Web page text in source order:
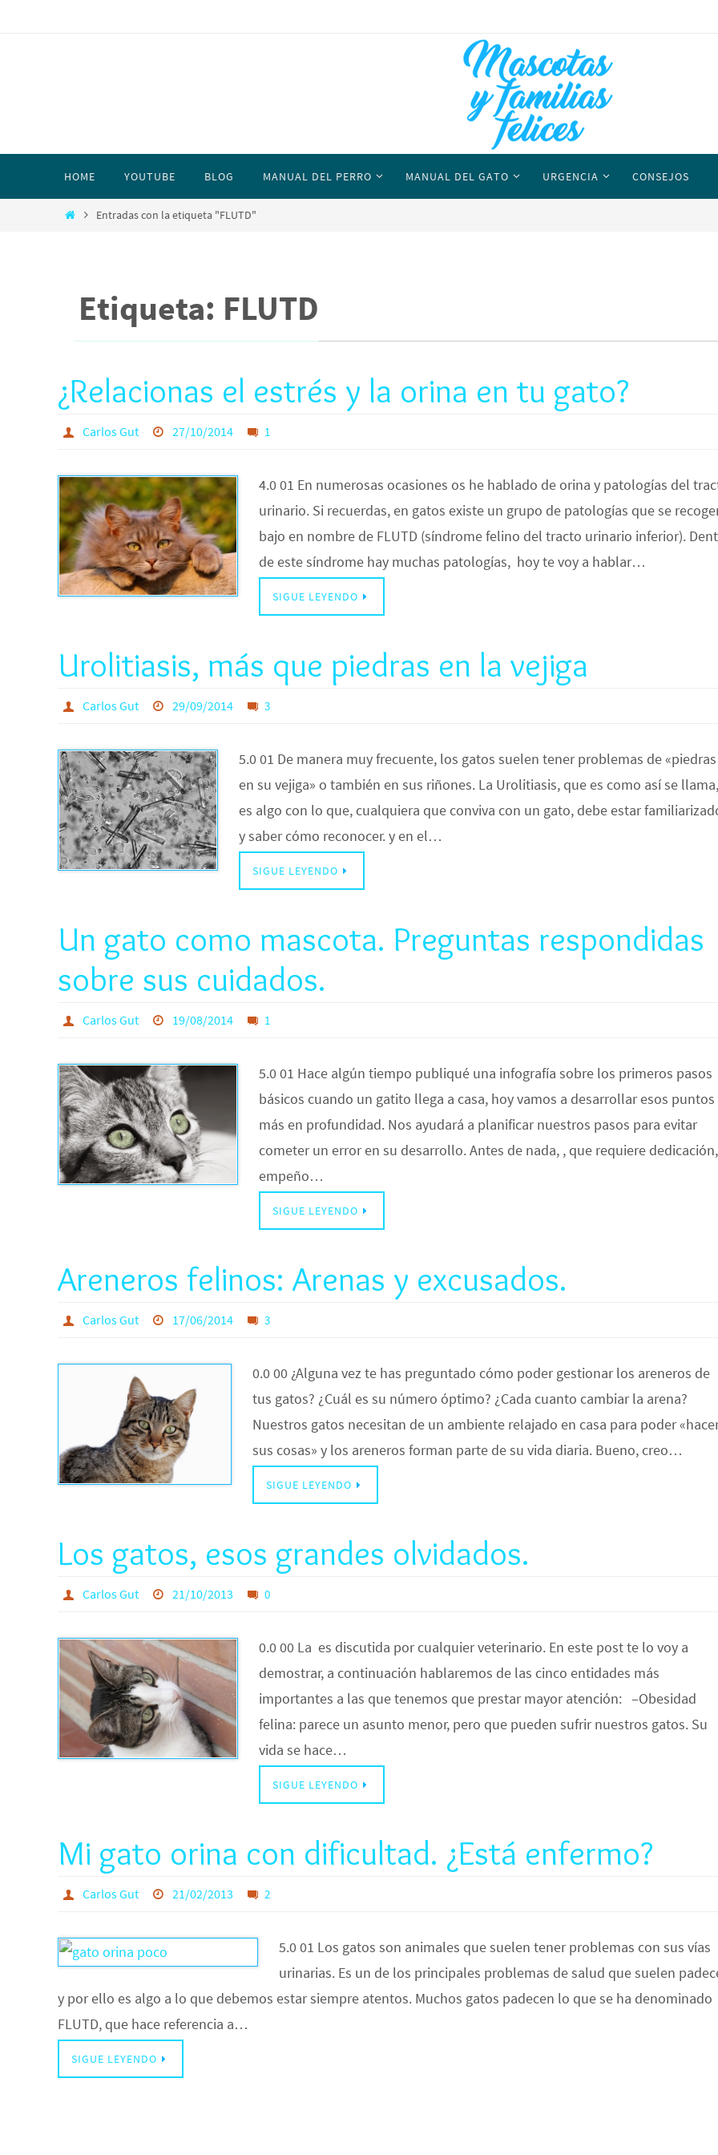
HOME YOUTUBE BLOG MANUAL DEL PERRO MANUAL DEL GATO URGENCIA CONSEJOS
Entradas con la etiqueta "FLUTD"
Etiqueta: FLUTD
¿Relacionas el estrés y la orina en tu gato?
Carlos Gut 27/10/2014 1
4.0 01 En numerosas ocasiones os he hablado de orina y patologías del
urinario. Si recuerdas, en gatos existe un grupo de patologías que se
bajo en nombre de FLUTD (síndrome felino del tracto urinario inferior).
de este síndrome hay muchas patologías, hoy te voy a hablar…
SIGUE LEYENDO
Urolitiasis, más que piedras en la vejiga
Carlos Gut 29/09/2014 3
5.0 01 De manera muy frecuente, los gatos suelen tener problemas de «piedras
en su vejiga» o también en sus riñones. La Urolitiasis, que es como así se llama,
es algo con lo que, cualquiera que conviva con un gato, debe estar
y saber cómo reconocer. y en el…
SIGUE LEYENDO
Un gato como mascota. Preguntas respondidas
sobre sus cuidados.
Carlos Gut 19/08/2014 1
5.0 01 Hace algún tiempo publiqué una infografía sobre los primeros pasos
básicos cuando un gatito llega a casa, hoy vamos a desarrollar esos puntos
más en profundidad. Nos ayudará a planificar nuestros pasos para evitar
cometer un error en su desarrollo. Antes de nada, , que requiere dedicación,
empeño…
SIGUE LEYENDO
Areneros felinos: Arenas y excusados.
Carlos Gut 17/06/2014 3
0.0 00 ¿Alguna vez te has preguntado cómo poder gestionar los areneros de
tus gatos? ¿Cuál es su número óptimo? ¿Cada cuanto cambiar la arena?
Nuestros gatos necesitan de un ambiente relajado en casa para poder
sus cosas» y los areneros forman parte de su vida diaria. Bueno, creo…
SIGUE LEYENDO
Los gatos, esos grandes olvidados.
Carlos Gut 21/10/2013 0
0.0 00 La es discutida por cualquier veterinario. En este post te lo voy a
demostrar, a continuación hablaremos de las cinco entidades más
importantes a las que tenemos que prestar mayor atención: –Obesidad
felina: parece un asunto menor, pero que pueden sufrir nuestros gatos. Su
vida se hace…
SIGUE LEYENDO
Mi gato orina con dificultad. ¿Está enfermo?
Carlos Gut 21/02/2013 2
5.0 01 Los gatos son animales que suelen tener problemas con sus vías
urinarias. Es un de los principales problemas de salud que suelen
y por ello es algo a lo que debemos estar siempre atentos. Muchos gatos padecen lo que se ha denominado
FLUTD, que hace referencia a…
SIGUE LEYENDO